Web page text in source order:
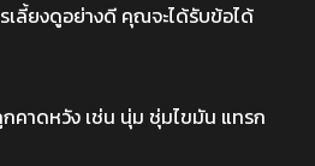
เลี้ยงดูอย่างดี คุณจะได้รับข้อได้
คาดหวัง เช่น นุ่ม ชุ่มไขมัน แทรก